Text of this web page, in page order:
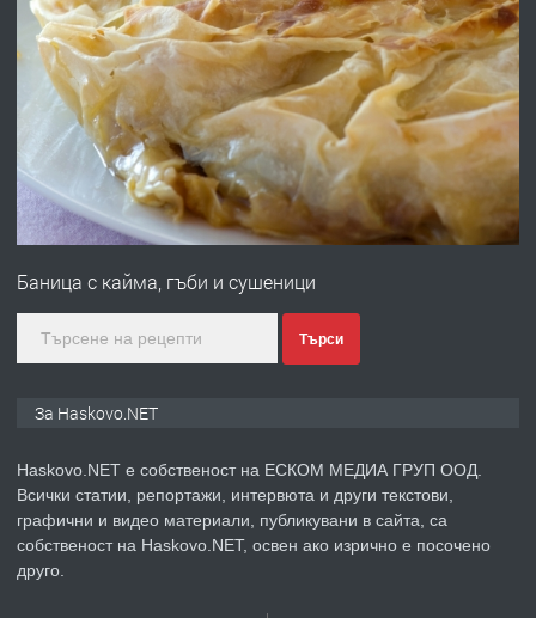
преди 5 дни
ПРЕДЛАГА Давам гараж под наем
преди 5 дни
ПРЕДЛАГА
№4120 Магазин/Офис под наем в кв.
градската градина!
преди 6 дни
ПРЕДЛАГА
Продавам парцел в гр. Хасково кв.
Баница с кайма, гъби и сушеници
Търси
За Haskovo.NET
Haskovo.NET е собственост на ЕСКОМ МЕДИА ГРУП ООД.
Всички статии, репортажи, интервюта и други текстови,
графични и видео материали, публикувани в сайта, са
собственост на Haskovo.NET, освен ако изрично е посочено
друго.